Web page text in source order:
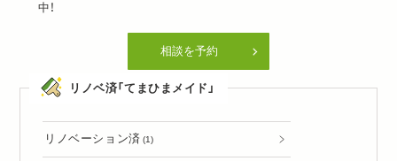
中！
相談を予約
リノベ済「てまひまメイド」
リノベーション済 (1)